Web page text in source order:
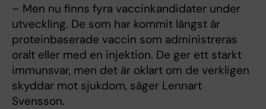
– Men nu finns fyra vaccinkandidater under
utveckling. De som har kommit längst är
proteinbaserade vaccin som administreras
oralt eller med en injektion. De ger ett starkt
immunsvar, men det är oklart om de verkligen
skyddar mot sjukdom, säger Lennart
Svensson.